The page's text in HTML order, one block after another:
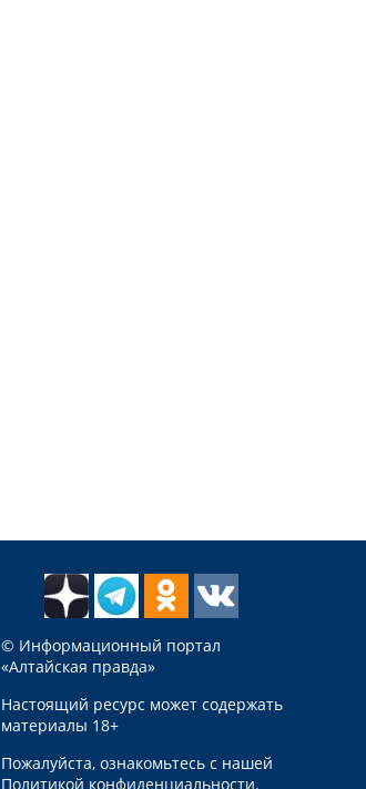
© Информационный портал
«Алтайская правда»
Настоящий ресурс может содержать
материалы 18+
Пожалуйста, ознакомьтесь с нашей
Политикой конфиденциальности.